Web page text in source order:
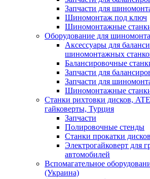
Запчасти для
Шиномонтаж под ключ
Шиномонтажные
Оборудование для
Аксессуары для
шиномонтажных
Балансировочные
Запчасти для
Запчасти для
Шиномонтажные
Станки рихтовки дисков,
гайковерты, Турция
Запчасти
Полировочные стенды
Станки прокатки дисков
Электрогайковерт для
автомобилей
Вспомагательное
(Украина)